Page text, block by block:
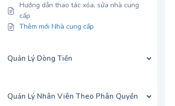
Hướng dẫn thao tác xóa, sửa nhà cung
cấp
Thêm mới Nhà cung cấp
Quản Lý Dòng Tiền
Quản Lý Nhân Viên Theo Phân Quyền